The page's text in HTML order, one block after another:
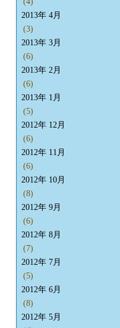
2013年 4月
(3)
2013年 3月
(6)
2013年 2月
(6)
2013年 1月
(5)
2012年 12月
(6)
2012年 11月
(6)
2012年 10月
(8)
2012年 9月
(6)
2012年 8月
(7)
2012年 7月
(5)
2012年 6月
(8)
2012年 5月